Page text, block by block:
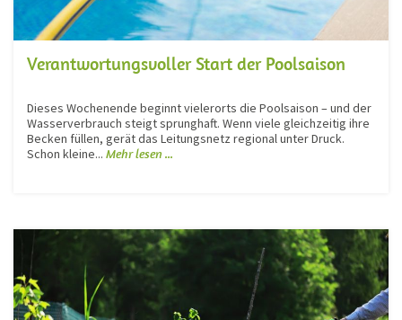
Verantwortungsvoller Start der Poolsaison
Dieses Wochenende beginnt vielerorts die Poolsaison – und der
Wasserverbrauch steigt sprunghaft. Wenn viele gleichzeitig ihre
Becken füllen, gerät das Leitungsnetz regional unter Druck.
Schon kleine... Mehr lesen ...